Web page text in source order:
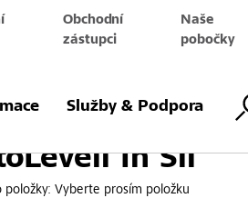
Obchodní
zástupci
Naše
pobočky
Služby & Podpora
In Sil
položky:Vyberte prosím položku